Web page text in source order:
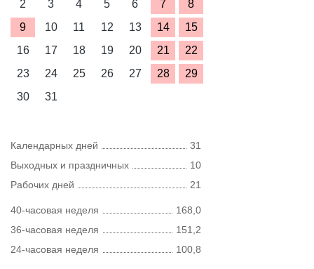
2
3 4 5 6 7
8
9
10 11 12 13 14
15
16
17 18 19 20 21
22
23
24 25 26 27 28
29
30
31
Календарных дней
31
Выходных и праздничных
10
Рабочих дней
21
40-часовая неделя
168,0
36-часовая неделя
151,2
24-часовая неделя
100,8